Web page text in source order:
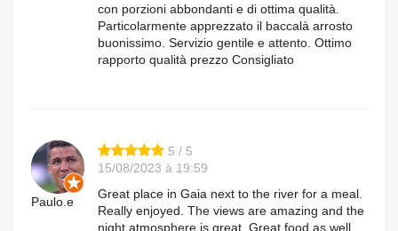
con porzioni abbondanti e di ottima qualità.
Particolarmente apprezzato il baccalà arrosto
buonissimo. Servizio gentile e attento. Ottimo
rapporto qualità prezzo Consigliato
Paulo.e
5 / 5
15/08/2023 à 19:59
Great place in Gaia next to the river for a meal.
Really enjoyed. The views are amazing and the
night atmosphere is great. Great food as well.